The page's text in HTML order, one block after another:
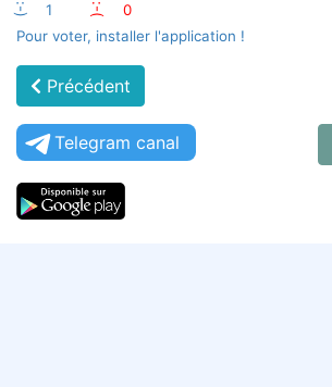
:-) 1 :-(
0
Pour voter, installer l'application !
Précédent
Telegram canal